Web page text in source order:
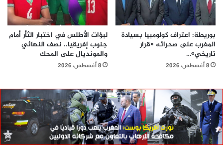
بوريطة: اعتراف كولومبيا بسيادة
المغرب على صحرائه «قرار
تاريخي»…
8 أغسطس، 2026
لبؤات الأطلس في اختبار الثأر أمام
جنوب إفريقيا.. نصف النهائي
والمونديال على المحك
8 أغسطس، 2026